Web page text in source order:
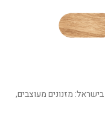
מזנונים מעוצבים,